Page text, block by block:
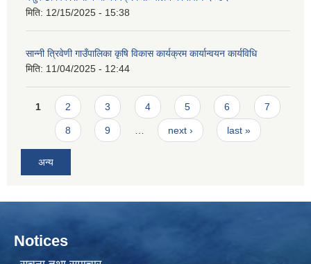
मिति: 12/15/2025 - 15:38
सान्नी त्रिवेणी गाउँपालिका कृषि विकास कार्यक्रम कार्यान्वयन कार्यविधि
मिति: 11/04/2025 - 12:44
Pages
1 2 3 4 5 6 7
8 9 next › last »
अन्य
Notices